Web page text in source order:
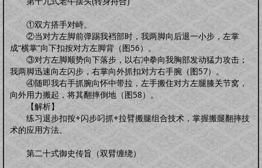
①双方搭手对峙。
②当对方左脚前弹踢我裆部时，我两脚向后退一小步，左掌
成“横掌”向下扣按对方左脚背（图56）。
③对方左脚顺势向下落步，以右冲拳向我胸部发动猛力攻击；
我两脚迅速向左闪步，右掌向外抓扣对方右手腕（图57）。
④随即我右手抓腕向怀中带拉，左手搬住对方左腿膝关节窝，
向外用力搬起，将其翻摔倒地（图58）。
【解析】
练习退步扣按+闪步叼抓+拉臂搬腿组合技术，掌握搬腿翻摔技
术的应用方法。
第二十式御史传旨（双臂缠绕）